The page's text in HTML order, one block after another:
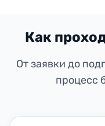
Как
От заявки до
процесс